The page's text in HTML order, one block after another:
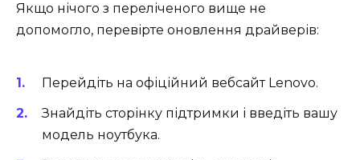
Якщо нічого з переліченого вище не
допомогло, перевірте оновлення драйверів:
Перейдіть на офіційний вебсайт Lenovo.
Знайдіть сторінку підтримки і введіть вашу
модель ноутбука.